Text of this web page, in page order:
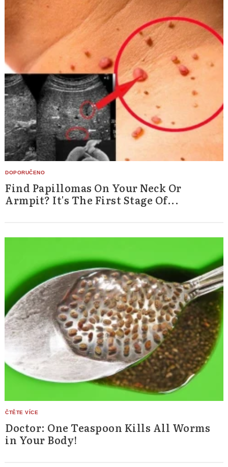
Find Papillomas On Your Neck Or
Armpit? It's The First Stage Of...
Doctor: One Teaspoon Kills All Worms
in Your Body!